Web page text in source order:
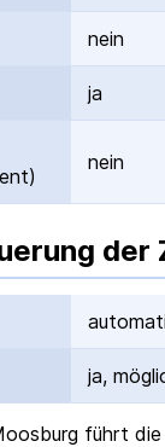
nein
ja
nein
der
ja,
führt die